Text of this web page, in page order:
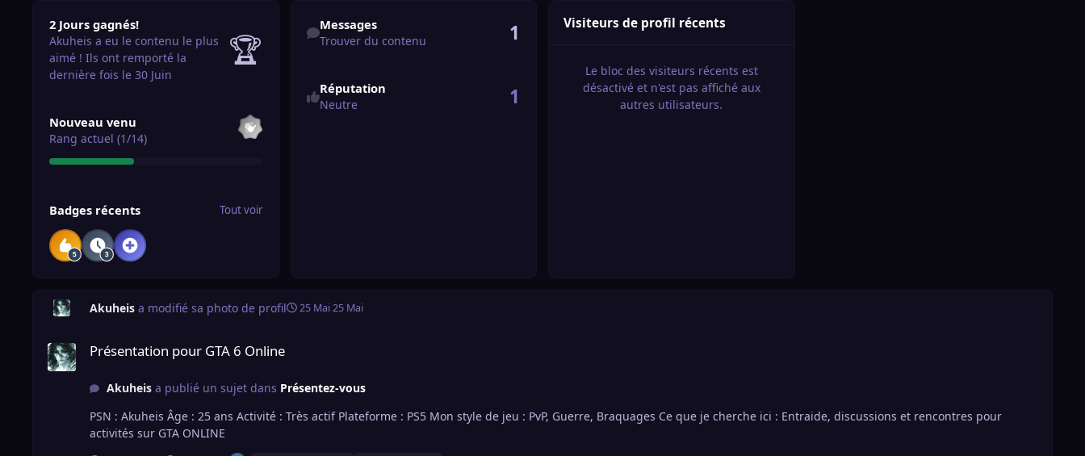
2 Jours gagnés!
2 Jours gagnés!
Akuheis a eu le contenu le plus
aimé ! Ils ont remporté la
dernière fois le 30 Juin
🏆
Nouveau venu
Rang actuel (1/14)
Badges récents Tout voir
Trouver du contenu
Messages
Trouver du contenu 1
Réputation
Neutre 1
Visiteurs de profil récents
Le bloc des visiteurs récents est
désactivé et n'est pas affiché aux
autres utilisateurs.
Akuheis a modifié sa photo de profil 25 Mai25 Mai
Présentation pour GTA 6 Online
Akuheisa publié un sujet dans Présentez-vous
PSN : Akuheis Âge : 25 ans Activité : Très actif Plateforme : PS5 Mon style de jeu : PvP, Guerre, Braquages Ce que je cherche ici : Entraide, discussions et rencontres pour
activités sur GTA ONLINE